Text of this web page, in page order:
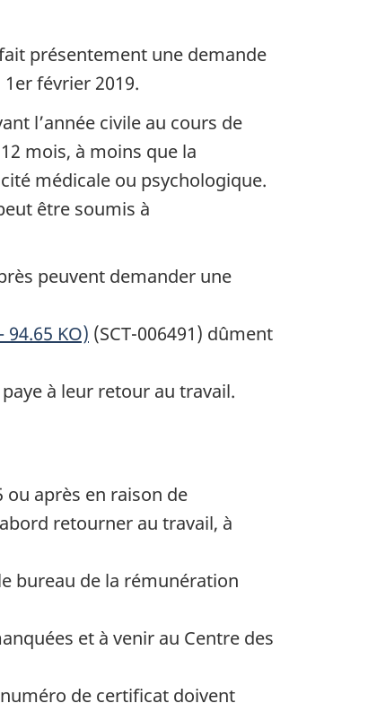
présentement une demande
février 2019.
l’année civile au cours de
mois, à moins que la
médicale ou psychologique.
être soumis à
peuvent demander une
KO) (SCT-006491) dûment
à leur retour au travail.
ou après en raison de
retourner au travail, à
bureau de la rémunération
et à venir au Centre des
de certificat doivent